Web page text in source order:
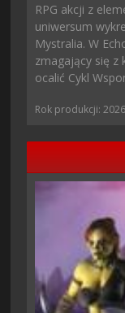
RPG akcji z
uniwersum
Mystralia. W
zmagający się z
ocalić Cykl
Rok produkcji: 2026